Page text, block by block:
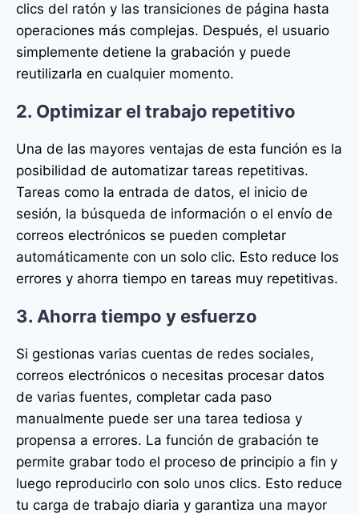
clics del ratón y las transiciones de página hasta
operaciones más complejas. Después, el usuario
simplemente detiene la grabación y puede
reutilizarla en cualquier momento.
2. Optimizar el trabajo repetitivo
Una de las mayores ventajas de esta función es la
posibilidad de automatizar tareas repetitivas.
Tareas como la entrada de datos, el inicio de
sesión, la búsqueda de información o el envío de
correos electrónicos se pueden completar
automáticamente con un solo clic. Esto reduce los
errores y ahorra tiempo en tareas muy repetitivas.
3. Ahorra tiempo y esfuerzo
Si gestionas varias cuentas de redes sociales,
correos electrónicos o necesitas procesar datos
de varias fuentes, completar cada paso
manualmente puede ser una tarea tediosa y
propensa a errores. La función de grabación te
permite grabar todo el proceso de principio a fin y
luego reproducirlo con solo unos clics. Esto reduce
tu carga de trabajo diaria y garantiza una mayor